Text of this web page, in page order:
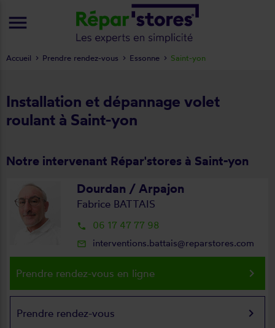
Installation et dépannage volet
roulant à Saint-yon
Notre intervenant Répar'stores à Saint-yon
Dourdan / Arpajon
Fabrice BATTAIS
local_phone 06 17 47 77 98
mail_outline interventions.battais@reparstores.com
Prendre rendez-vous en ligne keyboard_arrow_right
Prendre rendez-vous keyboard_arrow_right
Accueil Prendre rendez-vous Essonne Saint-yon
menu